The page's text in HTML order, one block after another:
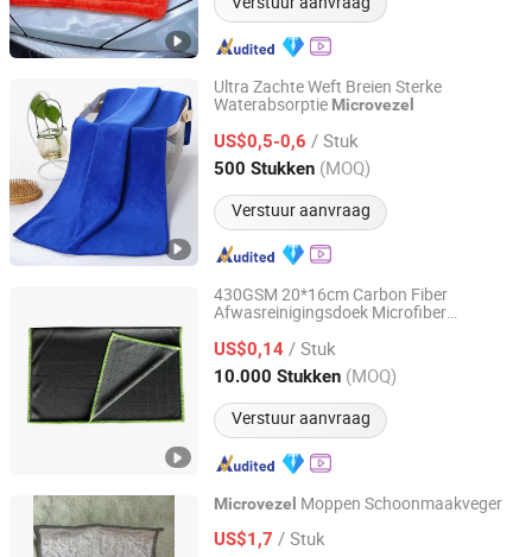
Ultra Zachte Weft Breien Sterke
Waterabsorptie Microvezel
US$0,5-0,6 / Stuk
500 Stukken (MOQ)
Verstuur aanvraag
Hebei Eastsun International Co., Ltd.
Hebei, China Sinds 2024
430GSM 20*16cm Carbon Fiber
Afwasreinigingsdoek Microfiber
US$0,14 / Stuk
10.000 Stukken (MOQ)
Verstuur aanvraag
Jiangyin Moonstar Clean Products Co., Ltd.
Jiangsu, China Sinds 2020
Microvezel Moppen Schoonmaakveger
US$1,7 / Stuk
LINYI ZHAOQING IMPORT & EXPORT CO., LTD